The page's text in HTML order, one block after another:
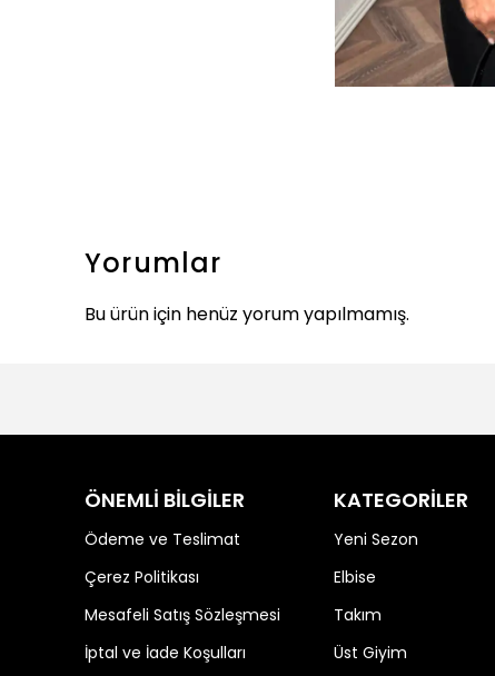
Yorumlar
Bu ürün için henüz yorum yapılmamış.
ÖNEMLİ BİLGİLER
Ödeme ve Teslimat
Çerez Politikası
Mesafeli Satış Sözleşmesi
İptal ve İade Koşulları
KATEGORİLER
Yeni Sezon
Elbise
Takım
Üst Giyim